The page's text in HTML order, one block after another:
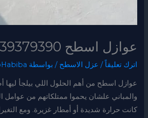
عوازل اسطح 0539379390
اترك تعليقاً / عزل الاسطح / بواسطة
عوازل اسطح من أهم الحلول اللي بيلجأ ليها
والمباني علشان يحموا ممتلكاتهم من عوامل
كانت حرارة شديدة أو أمطار غزيرة. ومع